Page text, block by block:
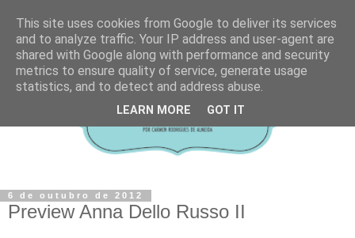
6 de outubro de 2012
Preview Anna Dello Russo II
This site uses cookies from Google to deliver its services
and to analyze traffic. Your IP address and user-agent are
shared with Google along with performance and security
metrics to ensure quality of service, generate usage
statistics, and to detect and address abuse.
LEARN MORE GOT IT